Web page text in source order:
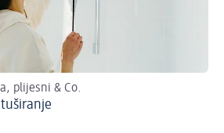
plijesni & Co.